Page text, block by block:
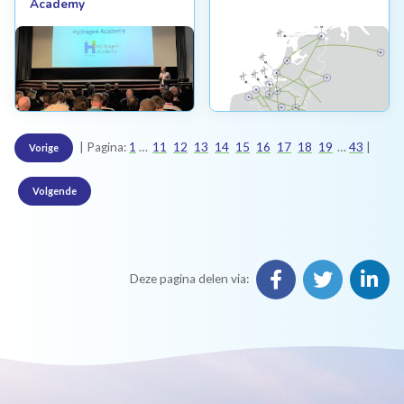
Academy
Vorige Pagina: 1 11 12 13 14 15 16 17 18 19 43
Volgende
Deze pagina delen via: